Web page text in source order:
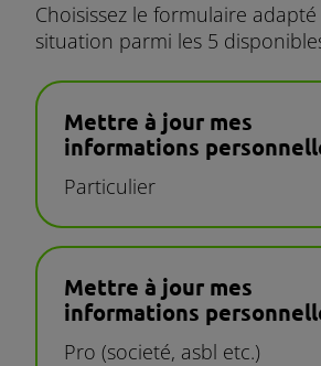
Choisissez le formulaire
situation parmi les 5
Mettre à jour mes
informations
Particulier
Mettre à jour mes
informations
Pro (societé, asbl etc.)